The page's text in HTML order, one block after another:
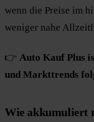
wenn die Preise im
weniger nahe
👉 Auto Kauf Plus
und Markttrends
Wie akkumuliert